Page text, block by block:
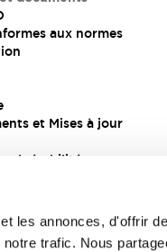
les annonces, d'offrir
trafic. Nous
aux normes
et Mises à jour
vulnérabilité